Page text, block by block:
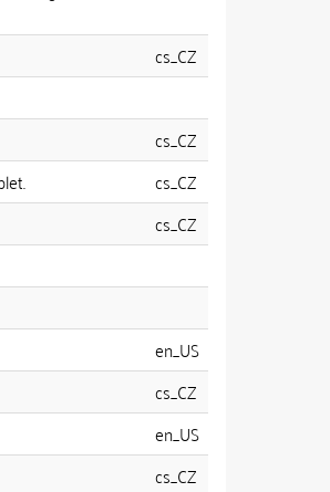
cs_CZ
cs_CZ
cs_CZ
cs_CZ
en_US
cs_CZ
en_US
cs_CZ